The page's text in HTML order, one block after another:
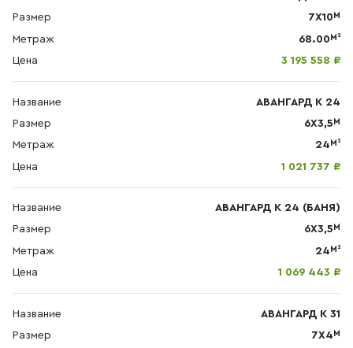
Размер
7X10 М
Метраж 68.00М²
Цена 3 195 558 ₽
Название
АВАНГАРД К 24
Размер
6Х3,5М
Метраж 24М²
Цена 1 021 737 ₽
Название
АВАНГАРД К 24 (БАНЯ)
Размер
6Х3,5 М
Метраж 24М²
Цена 1 069 443 ₽
Название
АВАНГАРД К 31
Размер
7Х4М